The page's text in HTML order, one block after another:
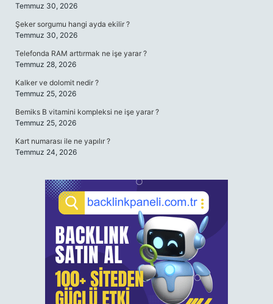
Temmuz 30, 2026
Şeker sorgumu hangi ayda ekilir ?
Temmuz 30, 2026
Telefonda RAM arttırmak ne işe yarar ?
Temmuz 28, 2026
Kalker ve dolomit nedir ?
Temmuz 25, 2026
Bemiks B vitamini kompleksi ne işe yarar ?
Temmuz 25, 2026
Kart numarası ile ne yapılır ?
Temmuz 24, 2026